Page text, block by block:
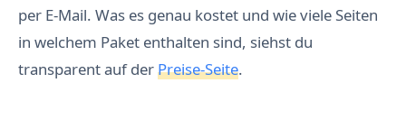
per E-Mail. Was es genau kostet und wie viele Seiten
in welchem Paket enthalten sind, siehst du
transparent auf derPreise-Seite.